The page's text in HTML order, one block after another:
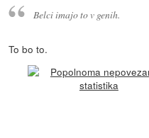
Belci imajo to v genih.
To bo to.